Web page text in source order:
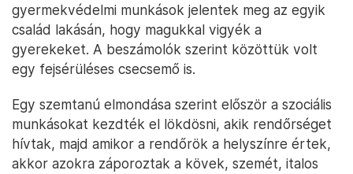
gyermekvédelmi munkások jelentek meg az egyik
család lakásán, hogy magukkal vigyék a
gyerekeket. A beszámolók szerint közöttük volt
egy fejsérüléses csecsemő is.
Egy szemtanú elmondása szerint először a szociális
munkásokat kezdték el lökdösni, akik rendőrséget
hívtak, majd amikor a rendőrök a helyszínre értek,
akkor azokra záporoztak a kövek, szemét, italos